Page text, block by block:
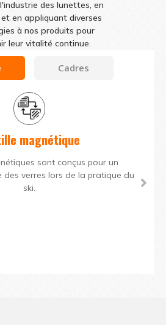
des lunettes, en
en appliquant diverses
à nos produits pour
leur vitalité continue.
Cadres
magnétique
sont conçus pour un
des verres lors de la pratique du
ski.